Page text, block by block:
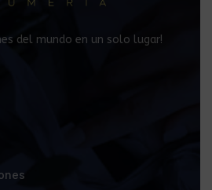
del mundo en un solo lugar!